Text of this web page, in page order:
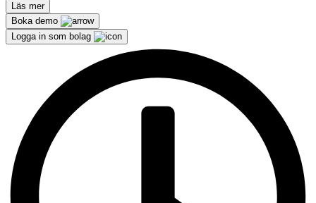
Läs mer
Boka demo
Logga in som bolag